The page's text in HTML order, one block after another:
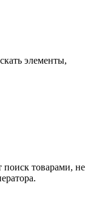
элементы,
поиск товарами, не